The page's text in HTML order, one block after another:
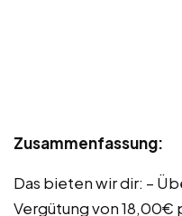
Zusammenfassung:
Das bieten wir dir: –
Vergütung von 18,00€